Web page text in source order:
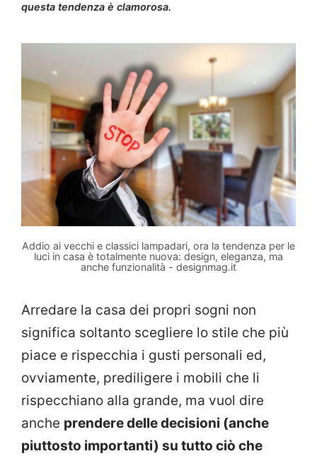
questa tendenza è clamorosa.
Addio ai vecchi e classici lampadari, ora la tendenza per le
luci in casa è totalmente nuova: design, eleganza, ma
anche funzionalità - designmag.it
Arredare la casa dei propri sogni non
significa soltanto scegliere lo stile che più
piace e rispecchia i gusti personali ed,
ovviamente, prediligere i mobili che li
rispecchiano alla grande, ma vuol dire
anche prendere delle decisioni (anche
piuttosto importanti) su tutto ciò che